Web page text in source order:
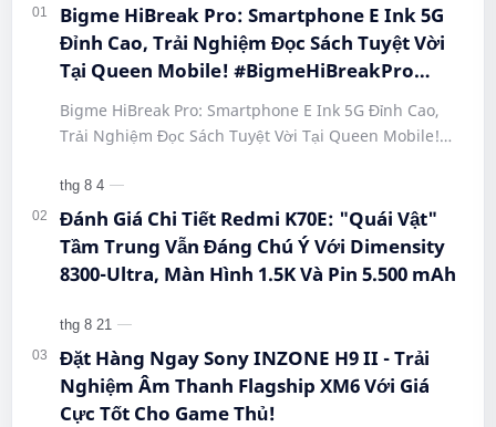
Bigme HiBreak Pro: Smartphone E Ink 5G
Đỉnh Cao, Trải Nghiệm Đọc Sách Tuyệt Vời
Tại Queen Mobile! #BigmeHiBreakPro
#SmartphoneEInk #QueenMobile
#HiBreakPro5G #DienThoaiDocSach
#CongNgheMoi #MuaSamThongMinh
#EInkPhone #5GSmartphone
Bigme HiBreak Pro: Smartphone E Ink 5G Đỉnh Cao,
Trải Nghiệm Đọc Sách Tuyệt Vời Tại Queen Mobile!
#Hi…
Đánh Giá Chi Tiết Redmi K70E: "Quái Vật"
Tầm Trung Vẫn Đáng Chú Ý Với Dimensity
8300-Ultra, Màn Hình 1.5K Và Pin 5.500 mAh
Đặt Hàng Ngay Sony INZONE H9 II - Trải
Nghiệm Âm Thanh Flagship XM6 Với Giá
Cực Tốt Cho Game Thủ!